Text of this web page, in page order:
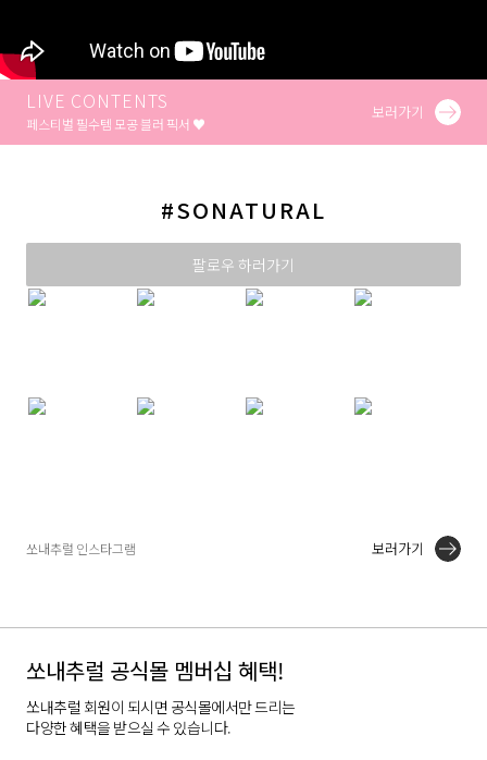
LIVE CONTENTS
페스티벌 필수템 모공 블러 픽서 ♥
보러가기
#SONATURAL
팔로우 하러가기
쏘내추럴 인스타그램 보러가기
쏘내추럴 공식몰 멤버십 혜택!
쏘내추럴 회원이 되시면 공식몰에서만 드리는
다양한 혜택을 받으실 수 있습니다.